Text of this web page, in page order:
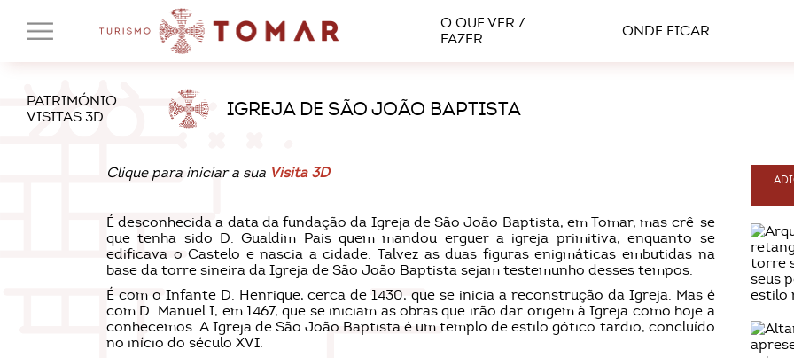
O QUE VER /
FAZER
ONDE FICAR
PATRIMÓNIO
VISITAS 3D
IGREJA DE SÃO JOÃO BAPTISTA
Clique para iniciar a sua Visita 3D
É desconhecida a data da fundação da Igreja de São João Baptista, em Tomar, mas crê-se
que tenha sido D. Gualdim Pais quem mandou erguer a igreja primitiva, enquanto se
edificava o Castelo e nascia a cidade. Talvez as duas figuras enigmáticas embutidas na
base da torre sineira da Igreja de São João Baptista sejam testemunho desses tempos.
É com o Infante D. Henrique, cerca de 1430, que se inicia a reconstrução da Igreja. Mas é
com D. Manuel I, em 1467, que se iniciam as obras que irão dar origem à Igreja como hoje a
conhecemos. A Igreja de São João Baptista é um templo de estilo gótico tardio, concluído
no início do século XVI.